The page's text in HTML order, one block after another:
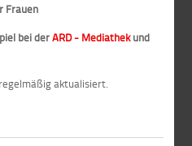
Frauen
bei derARD - Mediathekund
aktualisiert.